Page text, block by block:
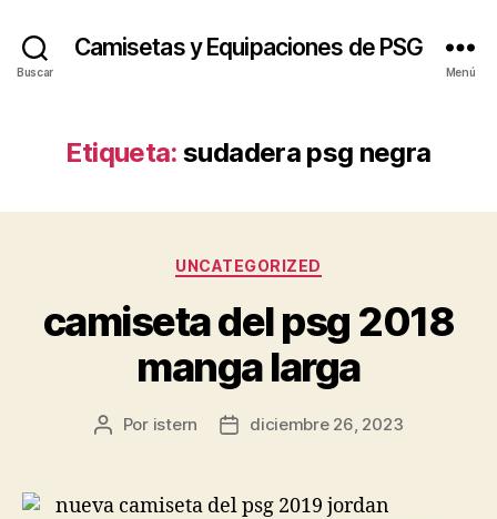
Buscar
Camisetas y Equipaciones de PSG
Menú
Etiqueta: sudadera psg negra
Categorías
UNCATEGORIZED
camiseta del psg 2018
manga larga
Autor
entrada
Por istern
Fecha
entrada
diciembre 26, 2023